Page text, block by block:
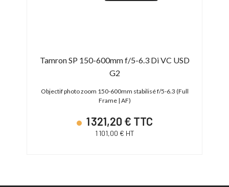
Tamron SP 150-600mm f/5-6.3 Di VC USD
G2
Objectif photo zoom 150-600mm stabilisé f/5-6.3 (Full
Frame | AF)
1 321,20 € TTC
1 101,00 € HT